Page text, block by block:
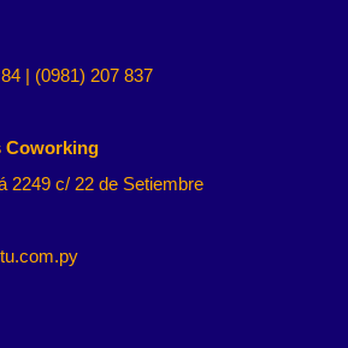
| (0981) 207 837
Coworking
2249 c/ 22 de Setiembre